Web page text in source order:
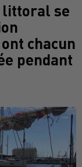
littoral se
chacun
pendant